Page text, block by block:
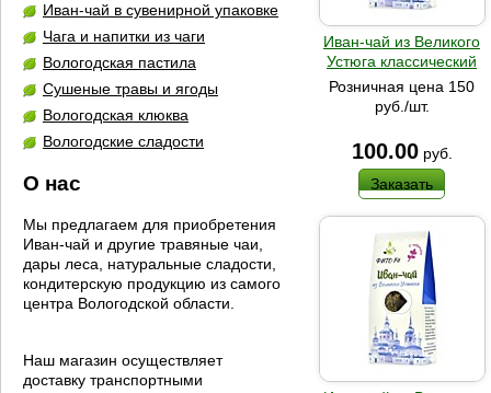
Иван-чай в сувенирной упаковке
Чага и напитки из чаги
Вологодская пастила
Сушеные травы и ягоды
Вологодская клюква
Вологодские сладости
О нас
Мы предлагаем для приобретения
Иван-чай и другие травяные чаи,
дары леса, натуральные сладости,
кондитерскую продукцию из самого
центра Вологодской области.
Наш магазин осуществляет
доставку транспортными
Иван-чай из Великого
Устюга классический
Розничная цена 150
руб./шт.
100.00 руб.
Заказать